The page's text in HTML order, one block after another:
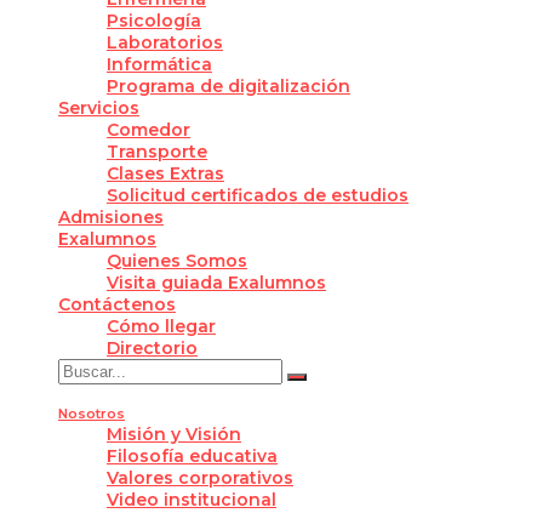
Psicología
Laboratorios
Informática
Programa de digitalización
Servicios
Comedor
Transporte
Clases Extras
Solicitud certificados de estudios
Admisiones
Exalumnos
Quienes Somos
Visita guiada Exalumnos
Contáctenos
Cómo llegar
Directorio
Nosotros
Misión y Visión
Filosofía educativa
Valores corporativos
Video institucional